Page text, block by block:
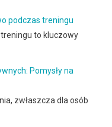
podczas treningu
to kluczowy
Pomysły na
zwłaszcza dla osób